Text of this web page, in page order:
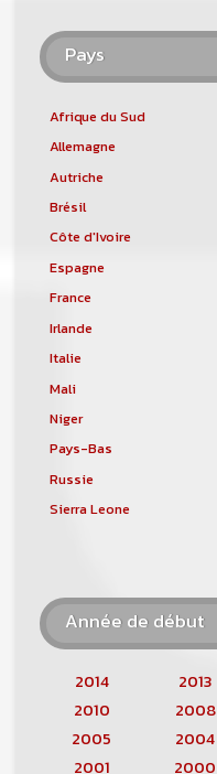
Pays
Afrique du Sud
Allemagne
Autriche
Brésil
Côte d'Ivoire
Espagne
France
Irlande
Italie
Mali
Niger
Pays-Bas
Russie
Sierra Leone
Année de début
2014 2013
2010
2008
2005
2004
2001
2000